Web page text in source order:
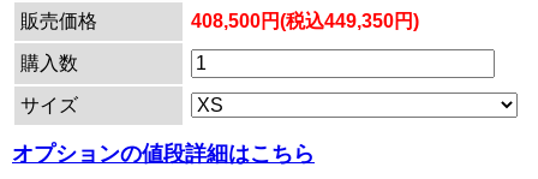
販売価格
408,500円(税込449,350円)
購入数
サイズ
オプションの値段詳細はこちら